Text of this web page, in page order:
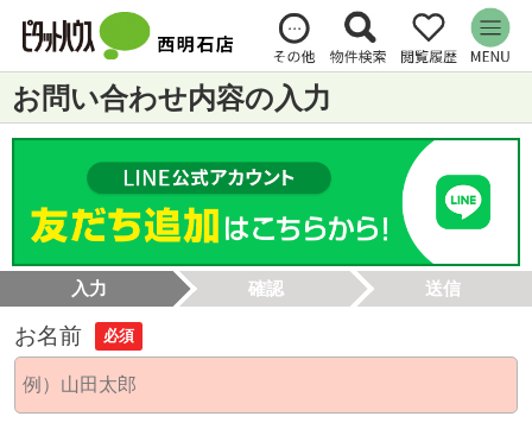
お問い合わせ内容の入力
入力 確認 送信
お名前 必須